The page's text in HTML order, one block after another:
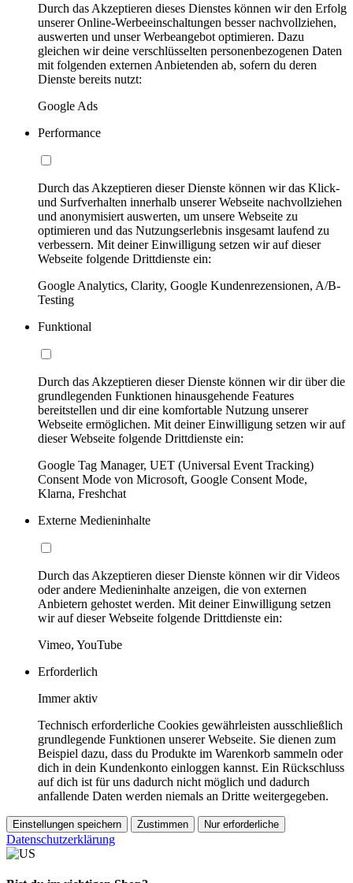
Durch das Akzeptieren dieses Dienstes können wir den Erfolg
unserer Online-Werbeeinschaltungen besser nachvollziehen,
auswerten und unser Werbeangebot optimieren. Dazu
gleichen wir deine verschlüsselten personenbezogenen Daten
mit folgenden externen Anbietenden ab, sofern du deren
Dienste bereits nutzt:
Google Ads
Performance
Durch das Akzeptieren dieser Dienste können wir das Klick-
und Surfverhalten innerhalb unserer Webseite nachvollziehen
und anonymisiert auswerten, um unsere Webseite zu
optimieren und das Nutzungserlebnis insgesamt laufend zu
verbessern. Mit deiner Einwilligung setzen wir auf dieser
Webseite folgende Drittdienste ein:
Google Analytics, Clarity, Google Kundenrezensionen, A/B-
Testing
Funktional
Durch das Akzeptieren dieser Dienste können wir dir über die
grundlegenden Funktionen hinausgehende Features
bereitstellen und dir eine komfortable Nutzung unserer
Webseite ermöglichen. Mit deiner Einwilligung setzen wir auf
dieser Webseite folgende Drittdienste ein:
Google Tag Manager, UET (Universal Event Tracking)
Consent Mode von Microsoft, Google Consent Mode,
Klarna, Freshchat
Externe Medieninhalte
Durch das Akzeptieren dieser Dienste können wir dir Videos
oder andere Medieninhalte anzeigen, die von externen
Anbietern gehostet werden. Mit deiner Einwilligung setzen
wir auf dieser Webseite folgende Drittdienste ein:
Vimeo, YouTube
Erforderlich
Immer aktiv
Technisch erforderliche Cookies gewährleisten ausschließlich
grundlegende Funktionen unserer Webseite. Sie dienen zum
Beispiel dazu, dass du Produkte im Warenkorb sammeln oder
dich in dein Kundenkonto einloggen kannst. Ein Rückschluss
auf dich ist für uns dadurch nicht möglich und dadurch
anfallende Daten werden niemals an Dritte weitergegeben.
Einstellungen speichern Zustimmen Nur erforderliche
Datenschutzerklärung